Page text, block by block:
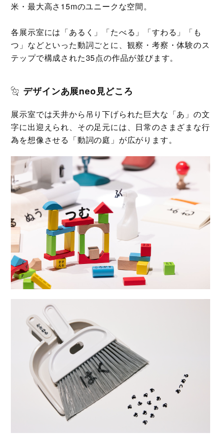
米・最大高さ15mのユニークな空間。
各展示室には「あるく」「たべる」「すわる」「も
つ」などといった動詞ごとに、観察・考察・体験のス
テップで構成された35点の作品が並びます。
デザインあ展neo見どころ
展示室では天井から吊り下げられた巨大な「あ」の文
字に出迎えられ、その足元には、日常のさまざまな行
為を想像させる「動詞の庭」が広がります。